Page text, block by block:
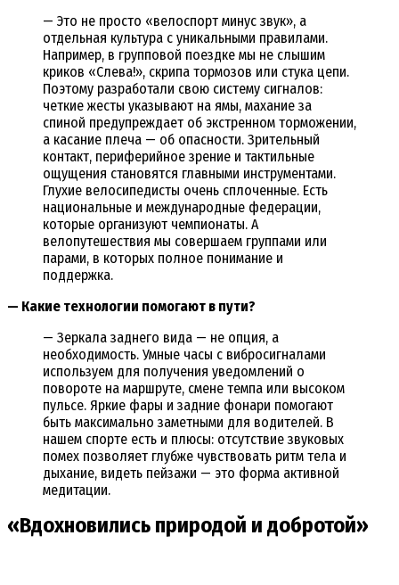
— Это не просто «велоспорт минус звук», а
отдельная культура с уникальными правилами.
Например, в групповой поездке мы не слышим
криков «Слева!», скрипа тормозов или стука цепи.
Поэтому разработали свою систему сигналов:
четкие жесты указывают на ямы, махание за
спиной предупреждает об экстренном торможении,
а касание плеча — об опасности. Зрительный
контакт, периферийное зрение и тактильные
ощущения становятся главными инструментами.
Глухие велосипедисты очень сплоченные. Есть
национальные и международные федерации,
которые организуют чемпионаты. А
велопутешествия мы совершаем группами или
парами, в которых полное понимание и
поддержка.
— Какие технологии помогают в пути?
— Зеркала заднего вида — не опция, а
необходимость. Умные часы с вибросигналами
используем для получения уведомлений о
повороте на маршруте, смене темпа или высоком
пульсе. Яркие фары и задние фонари помогают
быть максимально заметными для водителей. В
нашем спорте есть и плюсы: отсутствие звуковых
помех позволяет глубже чувствовать ритм тела и
дыхание, видеть пейзажи — это форма активной
медитации.
«Вдохновились природой и добротой»